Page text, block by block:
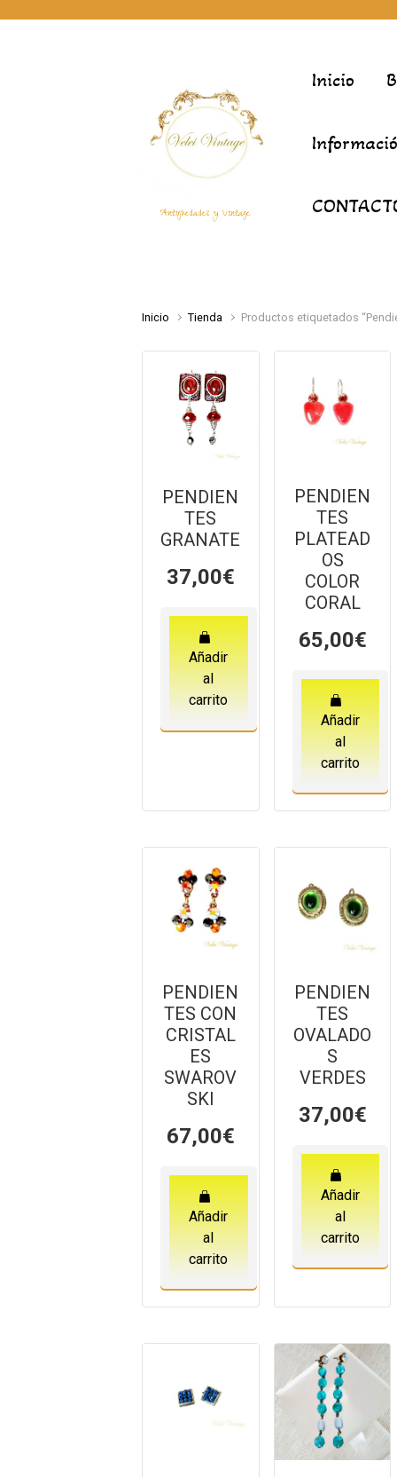
Antigüedades y Vintage
Inicio
Inicio Tienda Productos etiquetados
PENDIEN
TES
GRANATE
37,00€
Añadir
al
carrito
PENDIEN
TES
PLATEAD
OS
COLOR
CORAL
65,00€
Añadir
al
carrito
PENDIEN
TES CON
CRISTAL
ES
SWAROV
SKI
67,00€
Añadir
al
carrito
PENDIEN
TES
OVALADO
S
VERDES
37,00€
Añadir
al
carrito